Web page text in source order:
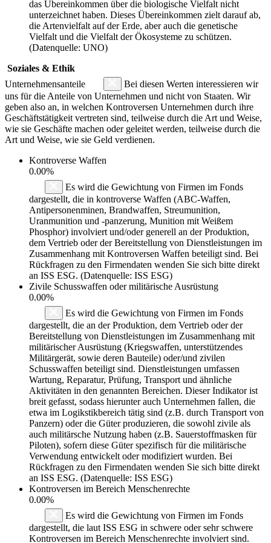
das Übereinkommen über die biologische Vielfalt nicht
unterzeichnet haben. Dieses Übereinkommen zielt darauf ab,
die Artenvielfalt auf der Erde, aber auch die genetische
Vielfalt und die Vielfalt der Ökosysteme zu schützen.
(Datenquelle: UNO)
Soziales & Ethik
Unternehmensanteile
Bei diesen Werten interessieren wir
uns für die Anteile von Unternehmen und nicht von Staaten. Wir
geben also an, in welchen Kontroversen Unternehmen durch ihre
Geschäftstätigkeit vertreten sind, teilweise durch die Art und Weise,
wie sie Geschäfte machen oder geleitet werden, teilweise durch die
Art und Weise, wie sie Geld verdienen.
Kontroverse Waffen
0.00%
Es wird die Gewichtung von Firmen im Fonds
dargestellt, die in kontroverse Waffen (ABC-Waffen,
Antipersonenminen, Brandwaffen, Streumunition,
Uranmunition und -panzerung, Munition mit Weißem
Phosphor) involviert und/oder generell an der Produktion,
dem Vertrieb oder der Bereitstellung von Dienstleistungen im
Zusammenhang mit Kontroversen Waffen beteiligt sind. Bei
Rückfragen zu den Firmendaten wenden Sie sich bitte direkt
an ISS ESG. (Datenquelle: ISS ESG)
Zivile Schusswaffen oder militärische Ausrüstung
0.00%
Es wird die Gewichtung von Firmen im Fonds
dargestellt, die an der Produktion, dem Vertrieb oder der
Bereitstellung von Dienstleistungen im Zusammenhang mit
militärischer Ausrüstung (Kriegswaffen, unterstützendes
Militärgerät, sowie deren Bauteile) oder/und zivilen
Schusswaffen beteiligt sind. Dienstleistungen umfassen
Wartung, Reparatur, Prüfung, Transport und ähnliche
Aktivitäten in den genannten Bereichen. Dieser Indikator ist
breit gefasst, sodass hierunter auch Unternehmen fallen, die
etwa im Logikstikbereich tätig sind (z.B. durch Transport von
Panzern) oder die Güter produzieren, die sowohl zivile als
auch militärsche Nutzung haben (z.B. Sauerstoffmasken für
Piloten), sofern diese Güter spezifisch für die militärische
Verwendung entwickelt oder modifiziert wurden. Bei
Rückfragen zu den Firmendaten wenden Sie sich bitte direkt
an ISS ESG. (Datenquelle: ISS ESG)
Kontroversen im Bereich Menschenrechte
0.00%
Es wird die Gewichtung von Firmen im Fonds
dargestellt, die laut ISS ESG in schwere oder sehr schwere
Kontroversen im Bereich Menschenrechte involviert sind.